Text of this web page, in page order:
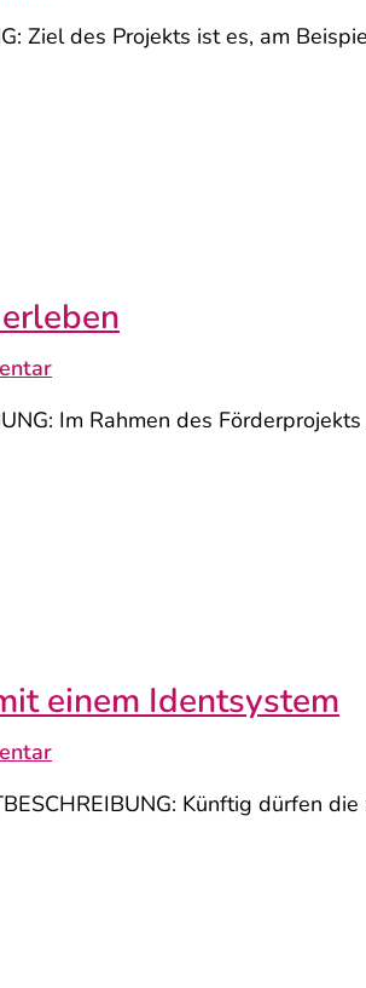
Ziel des Projekts ist es, am
Im Rahmen des
einem Identsystem
Künftig dürfen